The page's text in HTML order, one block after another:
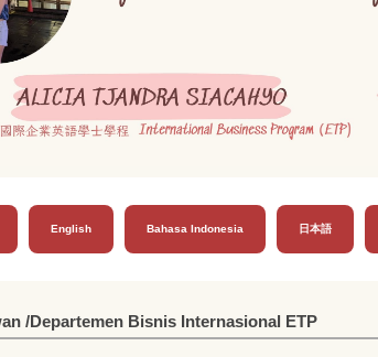
English Bahasa Indonesia 日本語
/Departemen Bisnis Internasional ETP